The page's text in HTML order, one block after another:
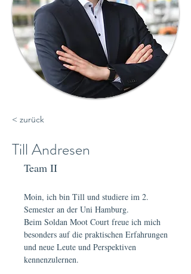
< zurück
Till Andresen
Team II
Moin, ich bin Till und studiere im 2.
Semester an der Uni Hamburg.
Beim Soldan Moot Court freue ich mich
besonders auf die praktischen Erfahrungen
und neue Leute und Perspektiven
kennenzulernen.